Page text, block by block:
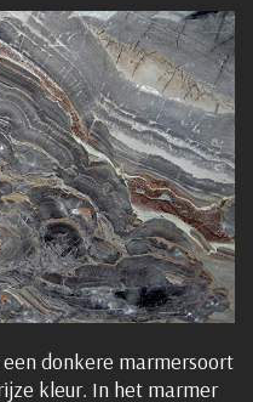
donkere marmersoort
kleur. In het marmer